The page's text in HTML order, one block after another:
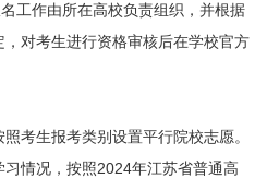
工作由所在高校负责组织，并根据
对考生进行资格审核后在学校官方
考生报考类别设置平行院校志愿。
情况，按照2024年江苏省普通高